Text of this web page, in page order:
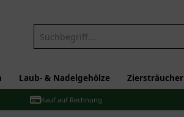
Laub- & Nadelgehölze Ziersträucher
Kauf auf Rechnung